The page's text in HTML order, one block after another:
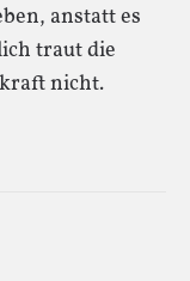
anstatt es
traut die
nicht.